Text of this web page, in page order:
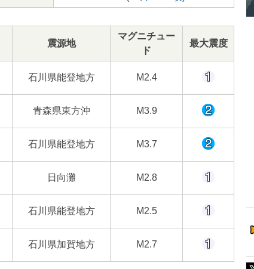
震源地
マグニチュー
ド
最大震度
石川県能登地方 M2.4
青森県東方沖 M3.9
石川県能登地方 M3.7
日向灘 M2.8
石川県能登地方 M2.5
石川県加賀地方 M2.7